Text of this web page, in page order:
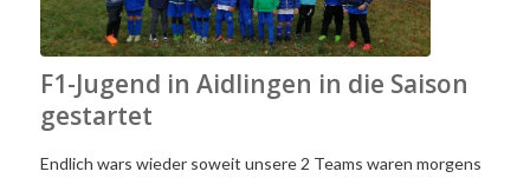
F1-Jugend in Aidlingen in die Saison
gestartet
Endlich wars wieder soweit unsere 2 Teams waren morgens